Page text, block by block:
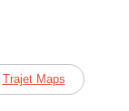
Trajet Maps